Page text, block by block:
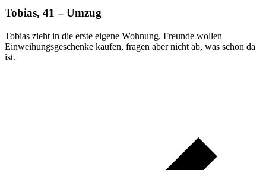
Tobias, 41 – Umzug
Tobias zieht in die erste eigene Wohnung. Freunde wollen
Einweihungsgeschenke kaufen, fragen aber nicht ab, was schon da
ist.